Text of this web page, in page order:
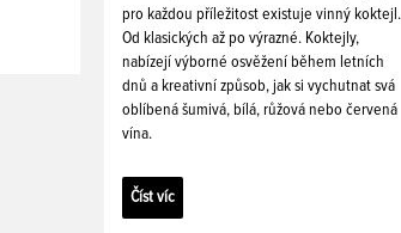
pro každou příležitost existuje vinný koktejl.
Od klasických až po výrazné. Koktejly,
nabízejí výborné osvěžení během letních
dnů a kreativní způsob, jak si vychutnat svá
oblíbená šumivá, bílá, růžová nebo červená
vína.
Číst víc